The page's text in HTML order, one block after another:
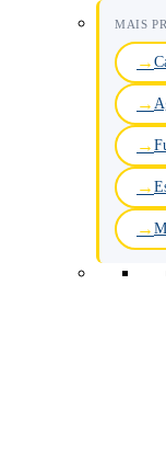
MAIS